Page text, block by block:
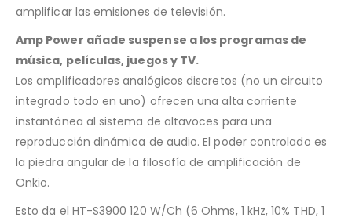
amplificar las emisiones de televisión.
Amp Power añade suspense a los programas de
música, películas, juegos y TV.
Los amplificadores analógicos discretos (no un circuito
integrado todo en uno) ofrecen una alta corriente
instantánea al sistema de altavoces para una
reproducción dinámica de audio. El poder controlado es
la piedra angular de la filosofía de amplificación de
Onkio.
Esto da el HT-S3900 120 W/Ch (6 Ohms, 1 kHz, 10% THD, 1